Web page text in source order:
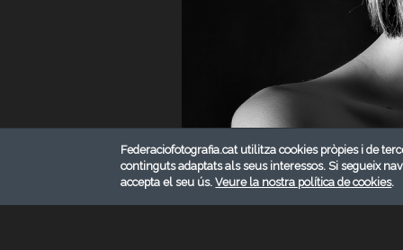
Federaciofotografia.cat utilitza cookies pròpies i de
continguts adaptats als seus interessos. Si segueix
accepta el seu ús.Veure la nostra política de cookies.